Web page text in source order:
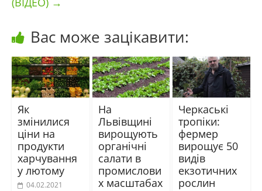
Вас може зацікавити:
Як
змінилися
ціни на
продукти
харчування
у лютому
04.02.2021
На
Львівщині
вирощують
органічні
салати в
промислови
х масштабах
Черкаські
тропіки:
фермер
вирощує 50
видів
екзотичних
рослин